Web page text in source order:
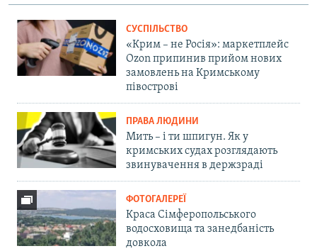
СУСПІЛЬСТВО
«Крим – не Росія»: маркетплейс
Ozon припинив прийом нових
замовлень на Кримському
півострові
ПРАВА ЛЮДИНИ
Мить – і ти шпигун. Як у
кримських судах розглядають
звинувачення в держзраді
ФОТОГАЛЕРЕЇ
Краса Сімферопольського
водосховища та занедбаність
довкола